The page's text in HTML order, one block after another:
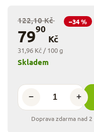
122,10 Kč –34 %
7990
Kč
31,96 Kč / 100 g
+
−
Skladem